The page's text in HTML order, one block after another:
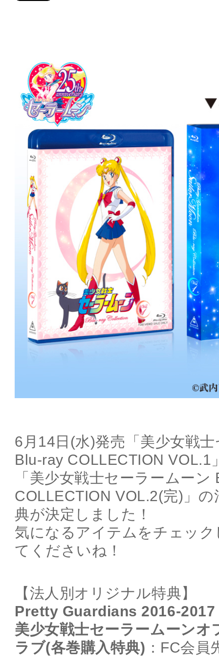
6月14日(水)発売「美少女戦
Blu-ray COLLECTION VOL.1
「美少女戦士セーラームーン
COLLECTION VOL.2(完)」
典が決定しました！
気になるアイテムをチェッ
てくださいね！
【法人別オリジナル特典】
Pretty Guardians 2016-2017
美少女戦士セーラームーン
ラブ(各巻購入特典) ：FC会